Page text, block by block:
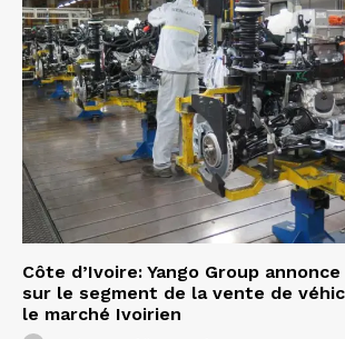
Côte d’Ivoire: Yango Group
sur le segment de la vente de
le marché Ivoirien